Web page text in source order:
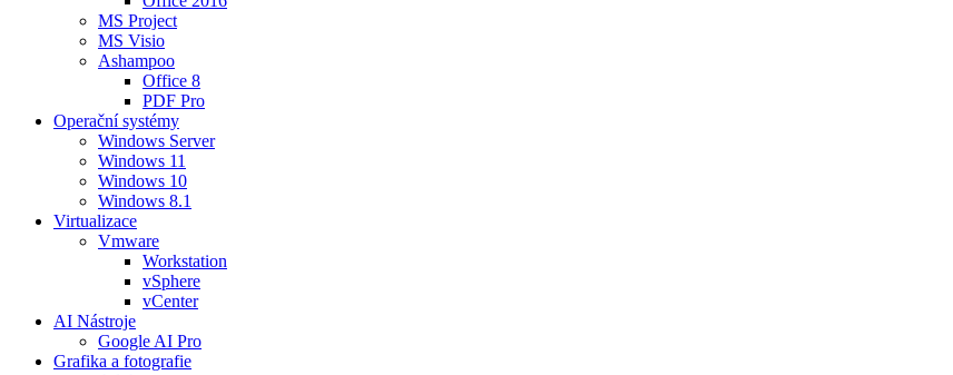
MS Project
MS Visio
Ashampoo
Office 8
PDF Pro
Operační systémy
Windows Server
Windows 11
Windows 10
Windows 8.1
Virtualizace
Vmware
Workstation
vSphere
vCenter
AI Nástroje
Google AI Pro
Grafika a fotografie